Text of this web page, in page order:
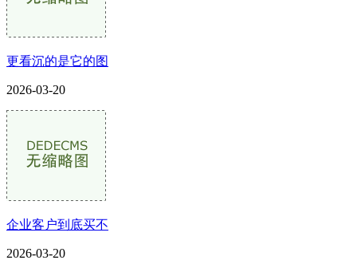
更看沉的是它的图
2026-03-20
企业客户到底买不
2026-03-20